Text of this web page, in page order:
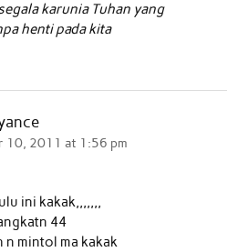
karunia Tuhan yang
henti pada kita
10, 2011 at 1:56 pm
ini kakak,,,,,,,
44
n mintol ma kakak